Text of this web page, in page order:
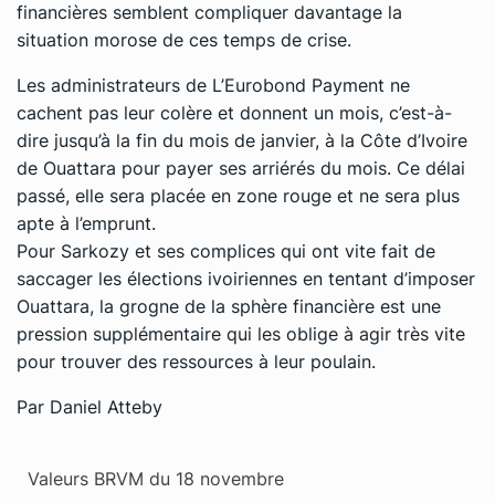
financières semblent compliquer davantage la
situation morose de ces temps de crise.
Les administrateurs de L’Eurobond Payment ne
cachent pas leur colère et donnent un mois, c’est-à-
dire jusqu’à la fin du mois de janvier, à la Côte d’Ivoire
de Ouattara pour payer ses arriérés du mois. Ce délai
passé, elle sera placée en zone rouge et ne sera plus
apte à l’emprunt.
Pour Sarkozy et ses complices qui ont vite fait de
saccager les élections ivoiriennes en tentant d’imposer
Ouattara, la grogne de la sphère financière est une
pression supplémentaire qui les oblige à agir très vite
pour trouver des ressources à leur poulain.
Par Daniel Atteby
Valeurs BRVM du 18 novembre